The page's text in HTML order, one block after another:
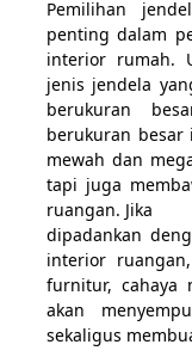
Pemilihan
penting dalam
interior rumah.
jenis jendela
berukuran
berukuran besar
mewah dan
tapi juga
ruangan. Jika
dipadankan
interior
furnitur, cahaya
akan
sekaligus